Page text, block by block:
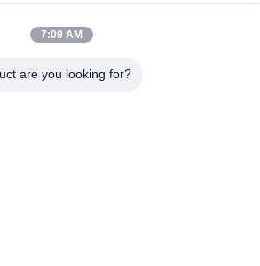
7:09 AM
are you looking for?